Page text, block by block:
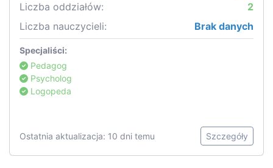
Liczba oddziałów:
2
Liczba nauczycieli:
Brak danych
Specjaliści:
Pedagog
Psycholog
Logopeda
Ostatnia aktualizacja: 10 dni temu Szczegóły